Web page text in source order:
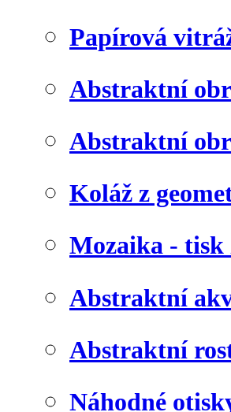
Papírová
Abstraktní
Abstraktní
Koláž z
Mozaika - tisk
Abstraktní
Abstraktní
Náhodné